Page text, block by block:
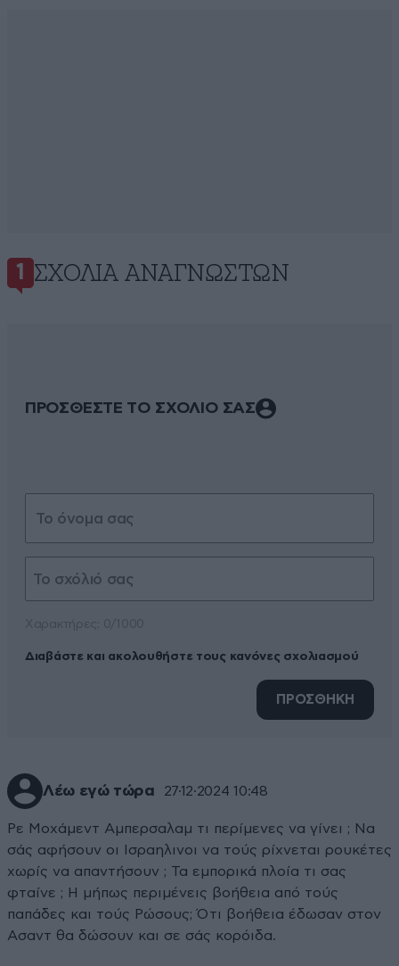
1 ΣΧΌΛΙΑ ΑΝΑΓΝΩΣΤΏΝ
ΠΡΟΣΘΕΣΤΕ ΤΟ ΣΧΟΛΙΟ ΣΑΣ
Διαβάστε και ακολουθήστε τους κανόνες σχολιασμού
ΠΡΟΣΘΗΚΗ
Λέω εγώ τώρα 27·12·2024 10:48
Ρε Μοχάμεντ Αμπερσαλαμ τι περίμενες να γίνει ; Να
σάς αφήσουν οι Ισραηλινοι να τούς ρίχνεται ρουκέτες
χωρίς να απαντήσουν ; Τα εμπορικά πλοία τι σας
φταίνε ; Η μήπως περιμένεις βοήθεια από τούς
παπάδες και τούς Ρώσους; Ότι βοήθεια έδωσαν στον
Ασαντ θα δώσουν και σε σάς κορόιδα.